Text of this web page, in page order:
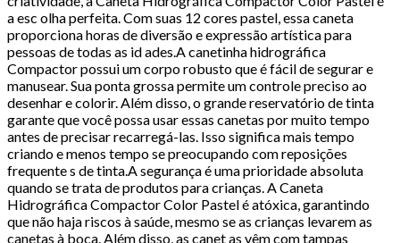
a esc olha perfeita. Com suas 12 cores pastel, essa caneta
proporciona horas de diversão e expressão artística para
pessoas de todas as id ades.A canetinha hidrográfica
Compactor possui um corpo robusto que é fácil de segurar e
manusear. Sua ponta grossa permite um controle preciso ao
desenhar e colorir. Além disso, o grande reservatório de tinta
garante que você possa usar essas canetas por muito tempo
antes de precisar recarregá-las. Isso significa mais tempo
criando e menos tempo se preocupando com reposições
frequente s de tinta.A segurança é uma prioridade absoluta
quando se trata de produtos para crianças. A Caneta
Hidrográfica Compactor Color Pastel é atóxica, garantindo
que não haja riscos à saúde, mesmo se as crianças levarem as
canetas à boca. Além disso, as canet as vêm com tampas